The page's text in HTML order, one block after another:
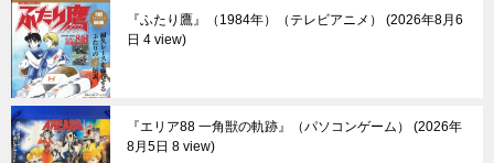
『ふたり鷹』（1984年）（テレビアニメ）
2026年8月6
日 4 view
『エリア88 一角獣の軌跡』（パソコンゲーム）
2026年
8月5日 8 view